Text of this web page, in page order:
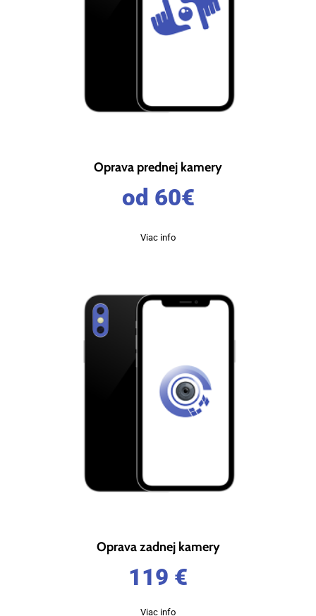
Oprava prednej kamery
od 60€
Viac info
Oprava zadnej kamery
119 €
Viac info